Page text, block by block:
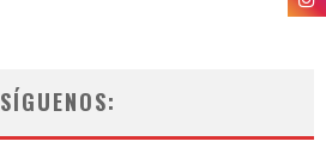
SÍGUENOS: